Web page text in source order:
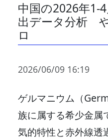
中国の2026年1-
出データ分析
ロ
2026/06/09 16:19
ゲルマニウム（
族に属する希少金属
気的特性と赤外線透